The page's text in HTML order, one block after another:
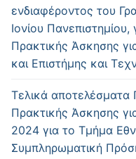
ενδιαφέροντος του
Ιονίου Πανεπιστημίου,
Πρακτικής Άσκησης
και Επιστήμης και
Τελικά
Πρακτικής Άσκησης
2024 για το Τμήμα
Συμπληρωματική